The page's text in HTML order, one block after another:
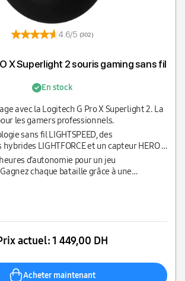
4.6/5 (302)
X Superlight 2 souris gaming sans fil
En stock
avec la Logitech G Pro X Superlight 2. La
les gamers professionnels.
sans fil LIGHTSPEED, des
LIGHTFORCE et un capteur HERO 2
44 000 DPI)
d’autonomie pour un jeu
chaque bataille grâce à une
actuel:1 449,00 DH
Acheter maintenant